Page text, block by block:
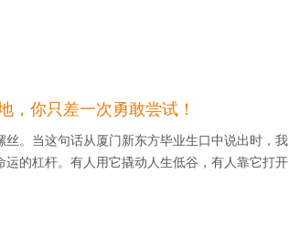
你只差一次勇敢尝试！
。当这句话从厦门新东方毕业生口中说出时，我
的杠杆。有人用它撬动人生低谷，有人靠它打开